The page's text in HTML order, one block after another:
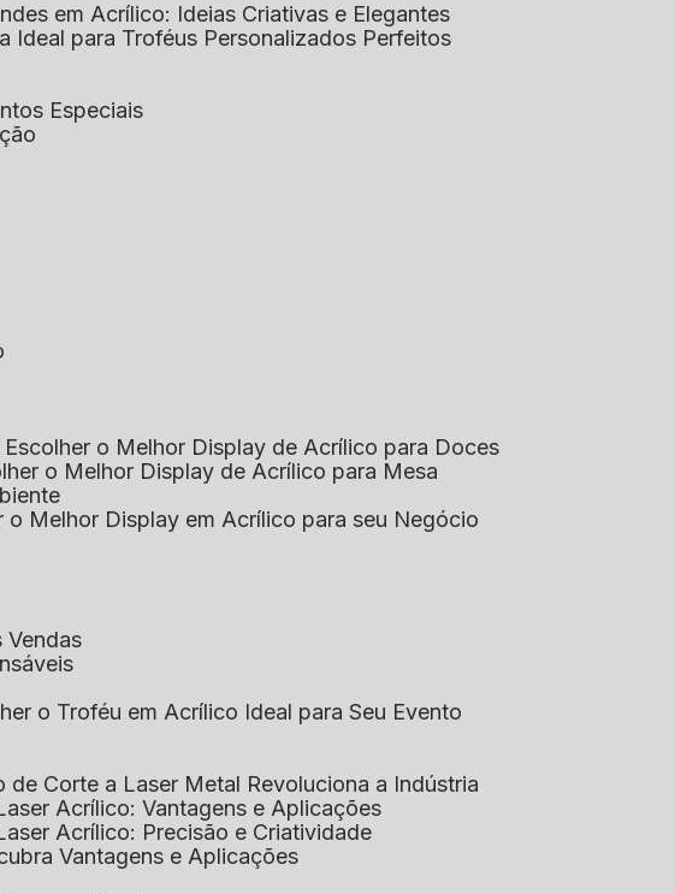
em Acrílico: Ideias Criativas e Elegantes
Ideal para Troféus Personalizados Perfeitos
Especiais
Escolher o Melhor Display de Acrílico para Doces
o Melhor Display de Acrílico para Mesa
o Melhor Display em Acrílico para seu Negócio
Vendas
o Troféu em Acrílico Ideal para Seu Evento
de Corte a Laser Metal Revoluciona a Indústria
Laser Acrílico: Vantagens e Aplicações
Laser Acrílico: Precisão e Criatividade
Vantagens e Aplicações